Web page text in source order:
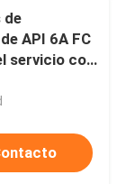
de
API 6A FC
servicio con